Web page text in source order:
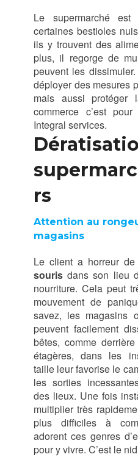
Le supermarché
certaines bestioles
ils y trouvent des
plus, il regorge de
peuvent les
déployer des mesures
mais aussi protéger
commerce c’est
Integral services.
rs
Attention au
magasins
Le client a horreur
souris dans son lieu
nourriture. Cela peut
mouvement de
savez, les magasins
peuvent facilement
bêtes, comme
étagères, dans les
taille leur favorise le
les sorties
des lieux. Une fois
multiplier très
plus difficiles à
adorent ces genres
pour y vivre. C’est le